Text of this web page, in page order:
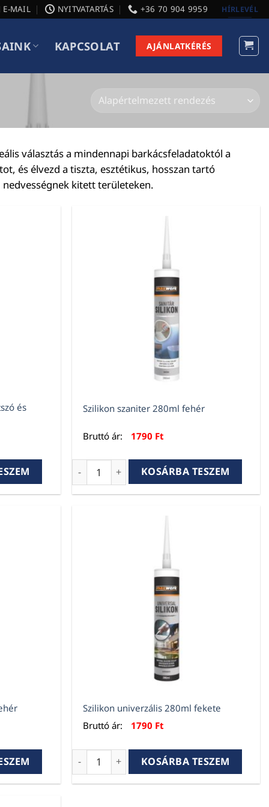
E-MAIL NYITVATARTÁS +36 70 904 9959 HÍRLEVÉL
KAPCSOLAT AJÁNLATKÉRÉS
választás a mindennapi barkácsfeladatoktól a
és élvezd a tiszta, esztétikus, hosszan tartó
kitett területeken.
és
és fehér színben mennyiség
Szilikon szaniter 280ml fehér
Bruttó ár: 1790 Ft
Szilikon szaniter 280ml fehér mennyiség
KOSÁRBA TESZEM
mennyiség
Szilikon univerzális 280ml fekete
Bruttó ár:
1790 Ft
Szilikon univerzális 280ml fekete
KOSÁRBA TESZEM